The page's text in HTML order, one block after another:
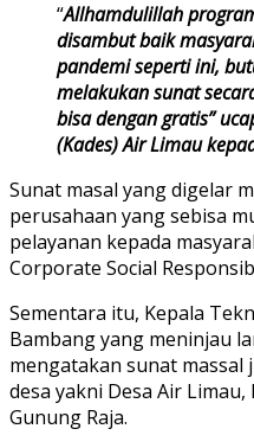
“Allhamdulillah
disambut baik
pandemi seperti ini,
melakukan sunat
bisa dengan gratis”
(Kades) Air Limau
Sunat masal yang digelar
perusahaan yang sebisa
pelayanan kepada
Corporate Social
Sementara itu, Kepala
Bambang yang meninjau
mengatakan sunat massal
desa yakni Desa Air
Gunung Raja.